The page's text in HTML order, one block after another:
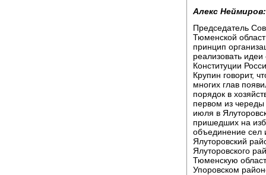
Алекс Неймиров:
Председатель
Тюменской
принцип
реализовать
Конституции
Крупин говорит,
многих глав
порядок в
первом из
июля в
пришедших на
объединение сел
Ялуторовский
Ялуторовского
Тюменскую
Упоровском